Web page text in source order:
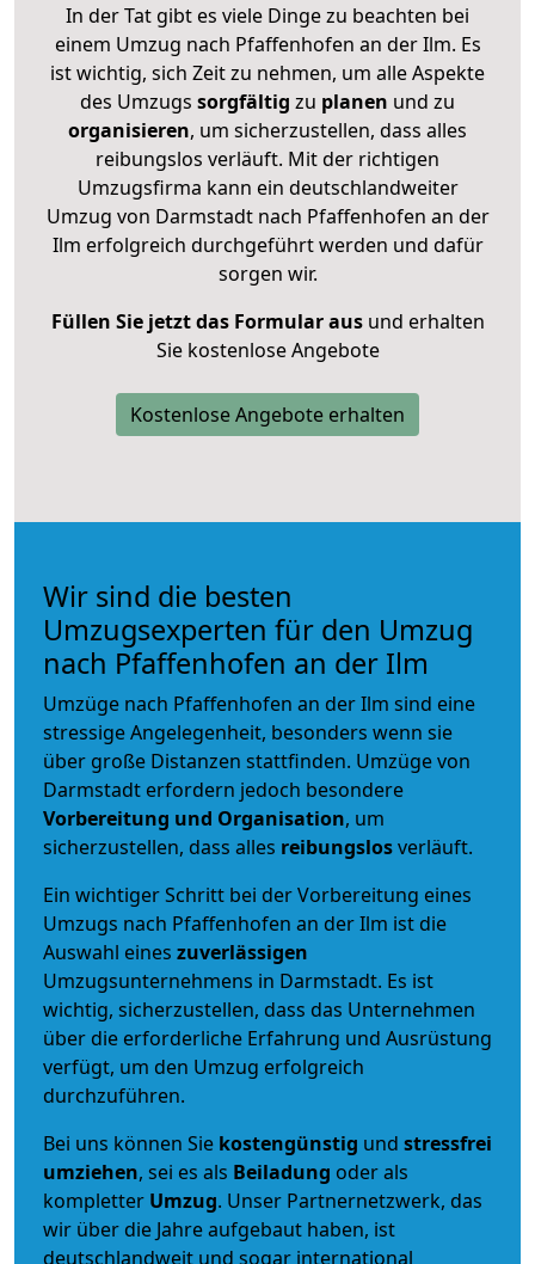
In der Tat gibt es viele Dinge zu beachten bei
einem Umzug nach Pfaffenhofen an der Ilm. Es
ist wichtig, sich Zeit zu nehmen, um alle Aspekte
des Umzugs sorgfältig zu planen und zu
organisieren, um sicherzustellen, dass alles
reibungslos verläuft. Mit der richtigen
Umzugsfirma kann ein deutschlandweiter
Umzug von Darmstadt nach Pfaffenhofen an der
Ilm erfolgreich durchgeführt werden und dafür
sorgen wir.
Füllen Sie jetzt das Formular ausund erhalten
Sie kostenlose Angebote
Kostenlose Angebote erhalten
Wir sind die besten
Umzugsexperten für den Umzug
nach Pfaffenhofen an der Ilm
Umzüge nach Pfaffenhofen an der Ilm sind eine
stressige Angelegenheit, besonders wenn sie
über große Distanzen stattfinden. Umzüge von
Darmstadt erfordern jedoch besondere
Vorbereitung und Organisation, um
sicherzustellen, dass alles reibungslosverläuft.
Ein wichtiger Schritt bei der Vorbereitung eines
Umzugs nach Pfaffenhofen an der Ilm ist die
Auswahl eines zuverlässigen
Umzugsunternehmens in Darmstadt. Es ist
wichtig, sicherzustellen, dass das Unternehmen
über die erforderliche Erfahrung und Ausrüstung
verfügt, um den Umzug erfolgreich
durchzuführen.
Bei uns können Sie kostengünstig und stressfrei
umziehen, sei es als Beiladung oder als
kompletter Umzug. Unser Partnernetzwerk, das
wir über die Jahre aufgebaut haben, ist
deutschlandweit und sogar international